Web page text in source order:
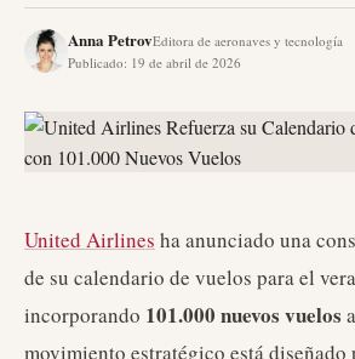
Anna PetrovEditora de aeronaves y tecnología
Publicado: 19 de abril de 2026
United Airlines ha anunciado una
de su calendario de vuelos para el
incorporando 101.000 nuevos vuelos
movimiento estratégico está diseñado